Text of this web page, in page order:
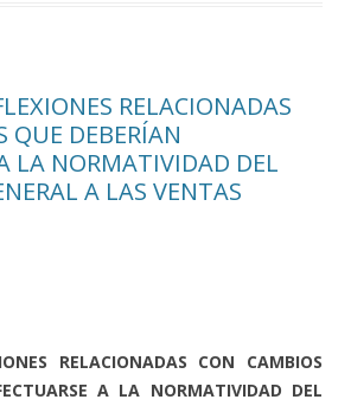
RELACIONADAS
QUE DEBERÍAN
LA NORMATIVIDAD DEL
A LAS VENTAS
RELACIONADAS CON CAMBIOS
A LA NORMATIVIDAD DEL